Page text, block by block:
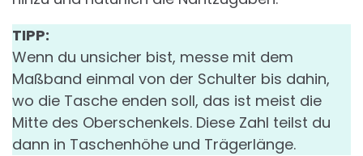
TIPP:
Wenn du unsicher bist, messe mit dem
Maßband einmal von der Schulter bis dahin,
wo die Tasche enden soll, das ist meist die
Mitte des Oberschenkels. Diese Zahl teilst du
dann in Taschenhöhe und Trägerlänge.